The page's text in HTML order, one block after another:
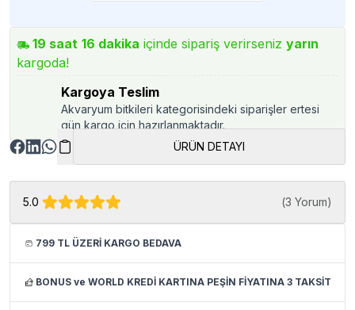
19 saat 16 dakika içinde sipariş verirseniz yarın
kargoda!
Kargoya Teslim
Akvaryum bitkileri kategorisindeki siparişler ertesi
gün kargo için hazırlanmaktadır.
ÜRÜN DETAYI
5.0 (3 Yorum)
799 TL ÜZERİ KARGO BEDAVA
BONUS ve WORLD KREDİ KARTINA PEŞİN FİYATINA 3 TAKSİT